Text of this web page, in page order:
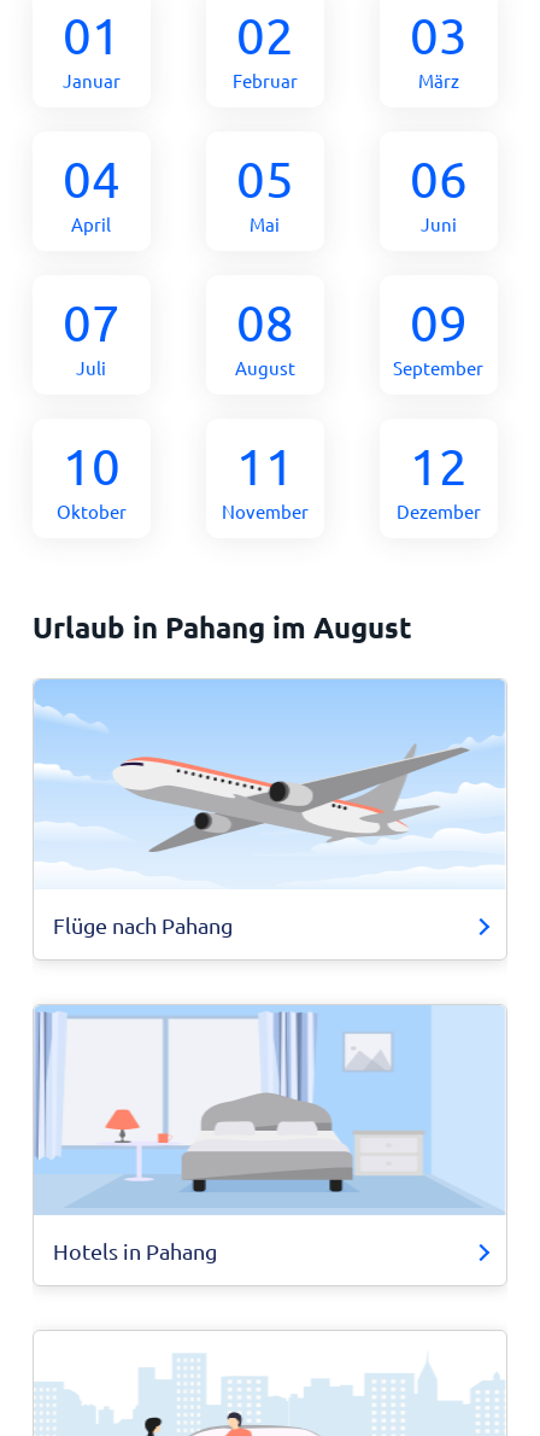
01
Januar
02
Februar
03
März
04
April
05
Mai
06
Juni
07
Juli
08
August
09
September
10
Oktober
11
November
12
Dezember
Urlaub in Pahang im August
Flüge nach Pahang
Hotels in Pahang